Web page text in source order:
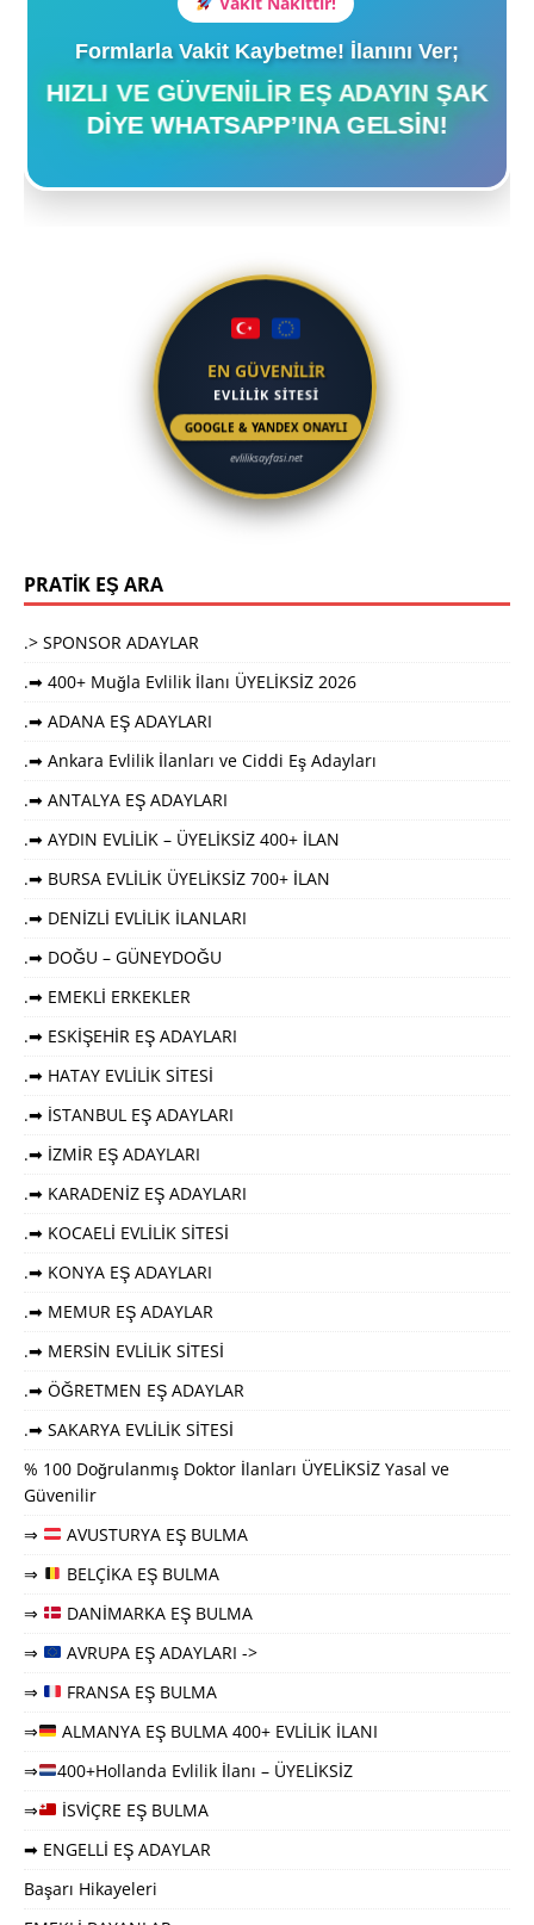
Formlarla Vakit Kaybetme! İlanını Ver;
HIZLI VE GÜVENILIR EŞ ADAYIN ŞAK
DIYE WHATSAPP’INA GELSIN!
EN GÜVENİLİR
EVLİLİK SİTESİ
GOOGLE & YANDEX ONAYLI
evliliksayfasi.net
PRATİK EŞ ARA
.> SPONSOR ADAYLAR
.➡ 400+ Muğla Evlilik İlanı ÜYELİKSİZ 2026
.➡ ADANA EŞ ADAYLARI
.➡ Ankara Evlilik İlanları ve Ciddi Eş Adayları
.➡ ANTALYA EŞ ADAYLARI
.➡ AYDIN EVLİLİK – ÜYELİKSİZ 400+ İLAN
.➡ BURSA EVLİLİK ÜYELİKSİZ 700+ İLAN
.➡ DENİZLİ EVLİLİK İLANLARI
.➡ DOĞU – GÜNEYDOĞU
.➡ EMEKLİ ERKEKLER
.➡ ESKİŞEHİR EŞ ADAYLARI
.➡ HATAY EVLİLİK SİTESİ
.➡ İSTANBUL EŞ ADAYLARI
.➡ İZMİR EŞ ADAYLARI
.➡ KARADENİZ EŞ ADAYLARI
.➡ KOCAELİ EVLİLİK SİTESİ
.➡ KONYA EŞ ADAYLARI
.➡ MEMUR EŞ ADAYLAR
.➡ MERSİN EVLİLİK SİTESİ
.➡ ÖĞRETMEN EŞ ADAYLAR
.➡ SAKARYA EVLİLİK SİTESİ
% 100 Doğrulanmış Doktor İlanları ÜYELİKSİZ Yasal ve
Güvenilir
⇒
AVUSTURYA EŞ BULMA
⇒
BELÇİKA EŞ BULMA
⇒
DANİMARKA EŞ BULMA
⇒
AVRUPA EŞ ADAYLARI ->
⇒
FRANSA EŞ BULMA
⇒
ALMANYA EŞ BULMA 400+ EVLİLİK İLANI
⇒
400+Hollanda Evlilik İlanı – ÜYELİKSİZ
⇒
İSVİÇRE EŞ BULMA
➡ ENGELLİ EŞ ADAYLAR
Başarı Hikayeleri